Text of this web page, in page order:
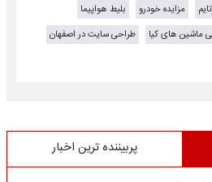
مزایده خودرو
بلیط هواپیما
ماشین های کیا
طراحی سایت در اصفهان
پربیننده ترین اخبار